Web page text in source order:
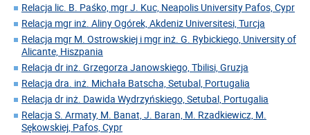
Relacja lic. B. Paśko, mgr J. Kuc, Neapolis University Pafos, Cypr
Relacja mgr inż. Aliny Ogórek, Akdeniz Universitesi, Turcja
Relacja mgr M. Ostrowskiej i mgr inż. G. Rybickiego, University of
Alicante, Hiszpania
Relacja dr inż. Grzegorza Janowskiego, Tbilisi, Gruzja
Relacja dra. inż. Michała Batscha, Setubal, Portugalia
Relacja dr inż. Dawida Wydrzyńskiego, Setubal, Portugalia
Relacja S. Armaty, M. Banat, J. Baran, M. Rzadkiewicz, M.
Sękowskiej, Pafos, Cypr